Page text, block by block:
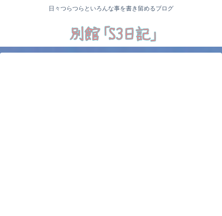
日々つらつらといろんな事を書き留めるブログ